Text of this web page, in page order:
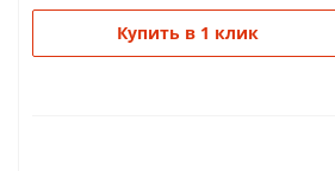
Купить в 1 клик